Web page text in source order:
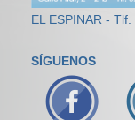
EL ESPINAR -
SÍGUENOS